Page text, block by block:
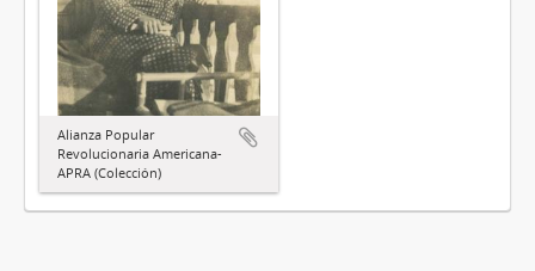
Alianza Popular
Revolucionaria Americana-
APRA (Colección)